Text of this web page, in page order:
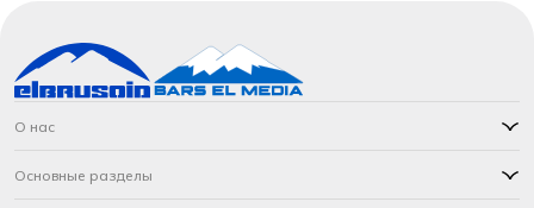
О нас
Основные разделы